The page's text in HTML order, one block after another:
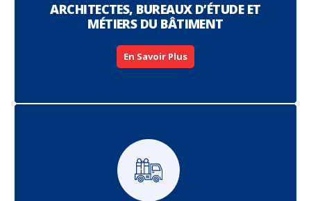
ARCHITECTES, BUREAUX D’ÉTUDE ET
MÉTIERS DU BÂTIMENT
En Savoir Plus